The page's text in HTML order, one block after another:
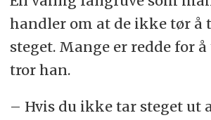
handler om at de ikke tør å
steget. Mange er redde for å
tror han.
– Hvis du ikke tar steget ut